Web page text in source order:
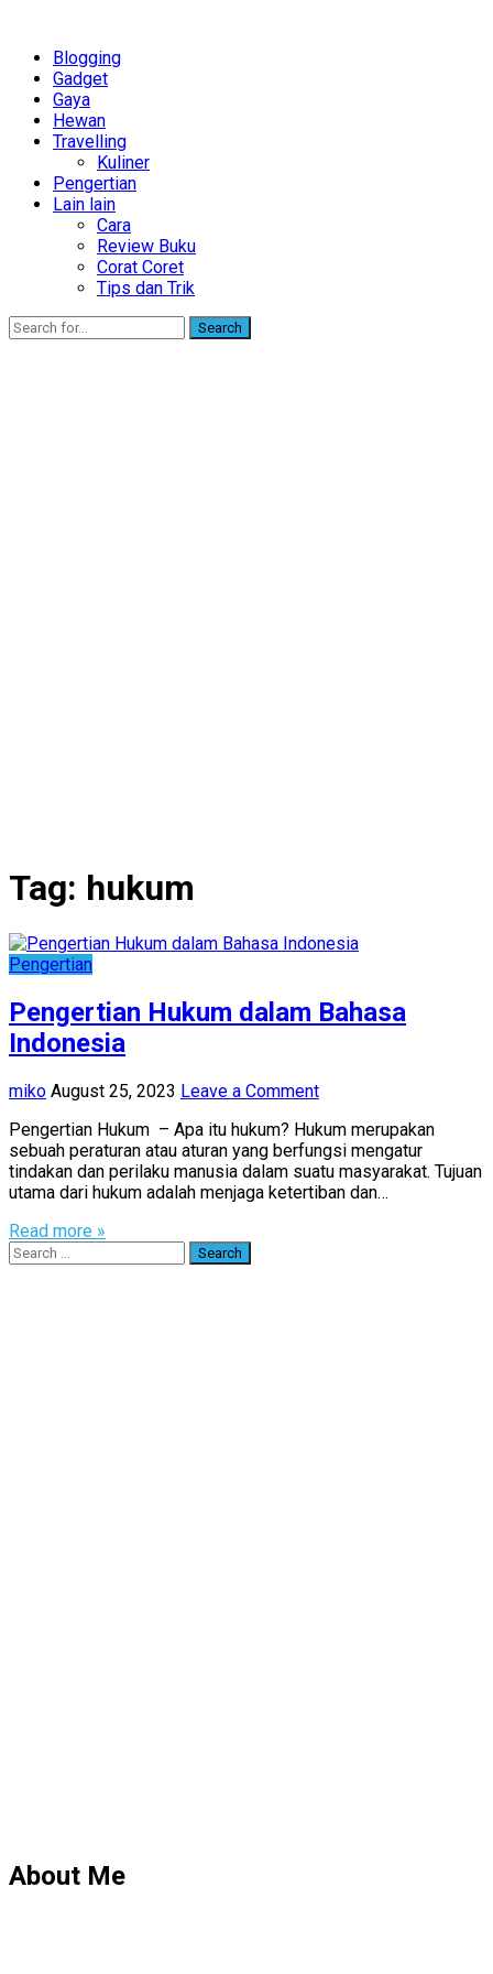
Blogging
Gadget
Gaya
Hewan
Travelling
Kuliner
Pengertian
Lain lain
Cara
Review Buku
Corat Coret
Tips dan Trik
Search
Tag: hukum
Pengertian
Pengertian Hukum dalam Bahasa
Indonesia
miko August 25, 2023 Leave a Comment
Pengertian Hukum – Apa itu hukum? Hukum merupakan
sebuah peraturan atau aturan yang berfungsi mengatur
tindakan dan perilaku manusia dalam suatu masyarakat. Tujuan
utama dari hukum adalah menjaga ketertiban dan…
Read more »
Search
for:
About Me